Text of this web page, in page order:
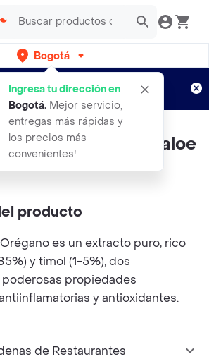
Bogotá
Ingresa tu dirección en
Bogotá. Mejor servicio,
entregas más rápidas y
los precios más
convenientes!
gratis por semanas
Aplican TyC
X10ml Selvaloe
producto
es un extracto puro, rico
y timol (1-5%), dos
propiedades
y antioxidantes.
de Restaurantes